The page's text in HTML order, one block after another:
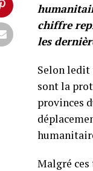
chiffre
les
Selon ledit
sont la
provinces
Malgré